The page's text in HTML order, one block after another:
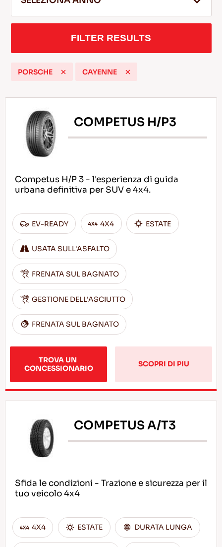
Consigli per la Guida nella Neve
LEGGI DI PIU
FILTER RESULTS
PORSCHE CAYENNE
COMPETUS H/P3
Competus H/P 3 - l'esperienza di guida
urbana definitiva per SUV e 4x4.
EV-READY 4X4 ESTATE
USATA SULL'ASFALTO
FRENATA SUL BAGNATO
GESTIONE DELL'ASCIUTTO
FRENATA SUL BAGNATO
TROVA UN
CONCESSIONARIO
SCOPRI DI PIU
COMPETUS A/T3
Sfida le condizioni - Trazione e sicurezza per il
tuo veicolo 4x4
4X4 ESTATE DURATA LUNGA